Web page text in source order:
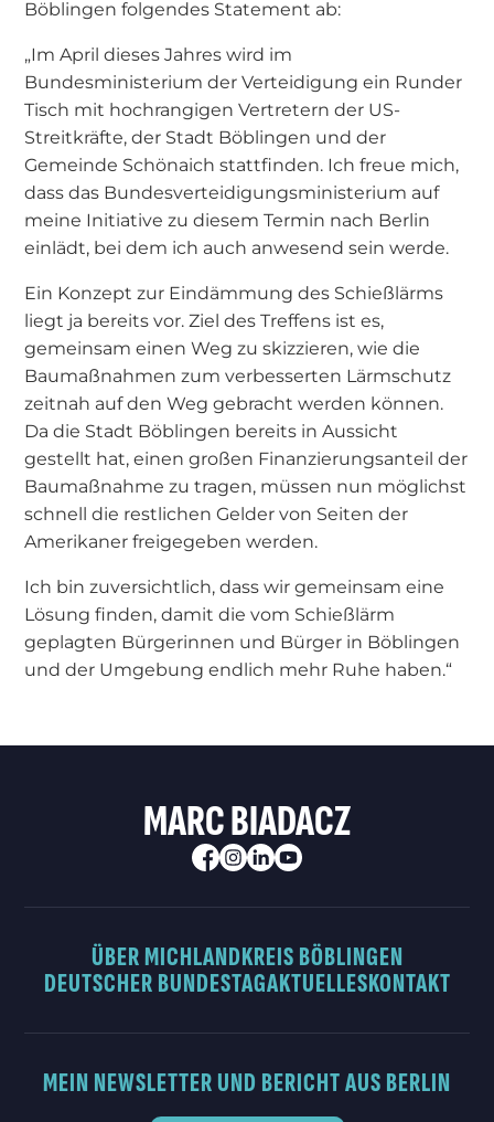
Böblingen folgendes Statement ab:
„Im April dieses Jahres wird im
Bundesministerium der Verteidigung ein Runder
Tisch mit hochrangigen Vertretern der US-
Streitkräfte, der Stadt Böblingen und der
Gemeinde Schönaich stattfinden. Ich freue mich,
dass das Bundesverteidigungsministerium auf
meine Initiative zu diesem Termin nach Berlin
einlädt, bei dem ich auch anwesend sein werde.
Ein Konzept zur Eindämmung des Schießlärms
liegt ja bereits vor. Ziel des Treffens ist es,
gemeinsam einen Weg zu skizzieren, wie die
Baumaßnahmen zum verbesserten Lärmschutz
zeitnah auf den Weg gebracht werden können.
Da die Stadt Böblingen bereits in Aussicht
gestellt hat, einen großen Finanzierungsanteil der
Baumaßnahme zu tragen, müssen nun möglichst
schnell die restlichen Gelder von Seiten der
Amerikaner freigegeben werden.
Ich bin zuversichtlich, dass wir gemeinsam eine
Lösung finden, damit die vom Schießlärm
geplagten Bürgerinnen und Bürger in Böblingen
und der Umgebung endlich mehr Ruhe haben.“
MARC BIADACZ
ÜBER MICHLANDKREIS BÖBLINGEN
DEUTSCHER BUNDESTAGAKTUELLESKONTAKT
MEIN NEWSLETTER UND BERICHT AUS BERLIN